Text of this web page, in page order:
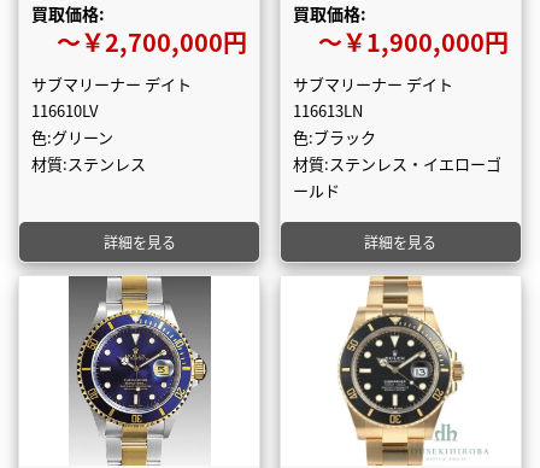
買取価格:
〜￥2,700,000円
サブマリーナー デイト
116610LV
色:グリーン
材質:ステンレス
詳細を見る
買取価格:
〜￥1,900,000円
サブマリーナー デイト
116613LN
色:ブラック
材質:ステンレス・イエローゴ
ールド
詳細を見る